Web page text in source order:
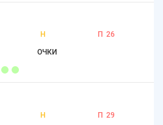
Н П 26
ОЧКИ
Н П 29